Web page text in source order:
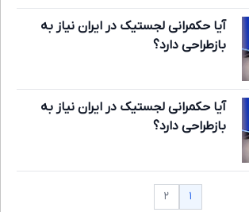
آیا حکمرانی لجستیک در ایران نیاز به
بازطراحی دارد؟
آیا حکمرانی لجستیک در ایران نیاز به
بازطراحی دارد؟
۱ ۲